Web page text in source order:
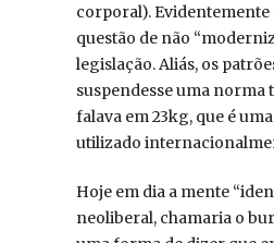
corporal).
questão de não
legislação. Aliás, os
suspendesse uma
falava em 23kg, que é
utilizado
Hoje em dia a mente
neoliberal, chamaria o